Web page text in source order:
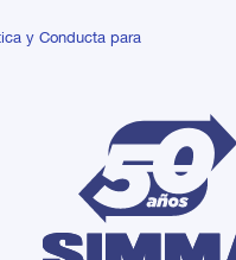
y Conducta para